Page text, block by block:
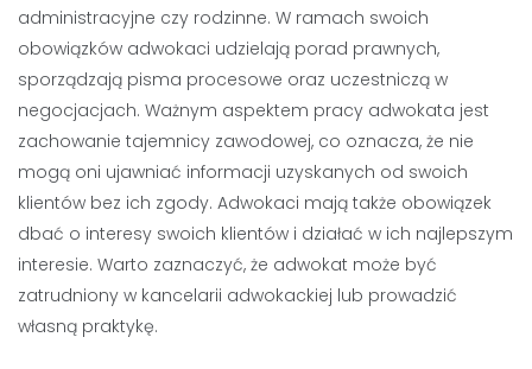
administracyjne czy rodzinne. W ramach swoich
obowiązków adwokaci udzielają porad prawnych,
sporządzają pisma procesowe oraz uczestniczą w
negocjacjach. Ważnym aspektem pracy adwokata jest
zachowanie tajemnicy zawodowej, co oznacza, że nie
mogą oni ujawniać informacji uzyskanych od swoich
klientów bez ich zgody. Adwokaci mają także obowiązek
dbać o interesy swoich klientów i działać w ich najlepszym
interesie. Warto zaznaczyć, że adwokat może być
zatrudniony w kancelarii adwokackiej lub prowadzić
własną praktykę.